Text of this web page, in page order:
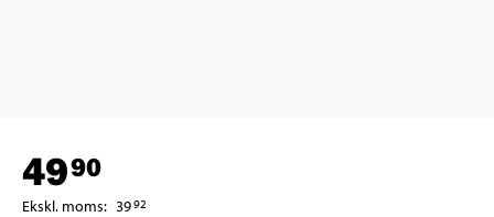
4990
Ekskl. moms: 3992